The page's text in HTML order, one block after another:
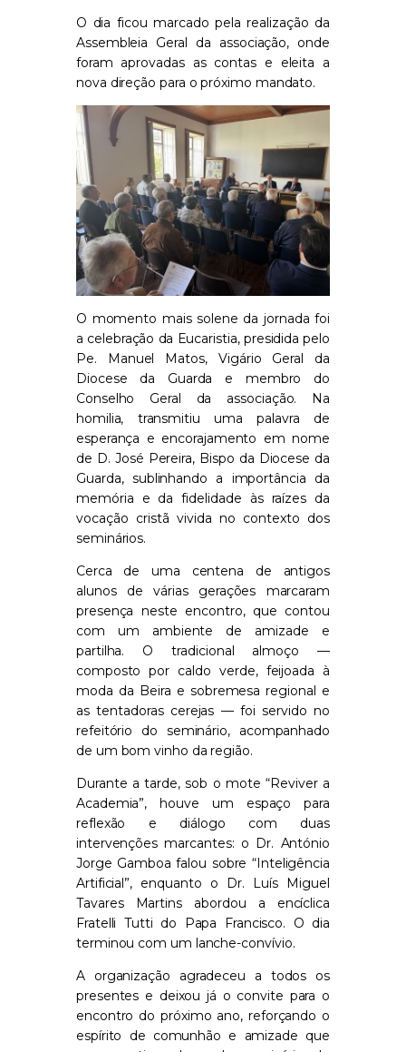
O dia ficou marcado pela realização da
Assembleia Geral da associação, onde
foram aprovadas as contas e eleita a
nova direção para o próximo mandato.
O momento mais solene da jornada foi
a celebração da Eucaristia, presidida pelo
Pe. Manuel Matos, Vigário Geral da
Diocese da Guarda e membro do
Conselho Geral da associação. Na
homilia, transmitiu uma palavra de
esperança e encorajamento em nome
de D. José Pereira, Bispo da Diocese da
Guarda, sublinhando a importância da
memória e da fidelidade às raízes da
vocação cristã vivida no contexto dos
seminários.
Cerca de uma centena de antigos
alunos de várias gerações marcaram
presença neste encontro, que contou
com um ambiente de amizade e
partilha. O tradicional almoço —
composto por caldo verde, feijoada à
moda da Beira e sobremesa regional e
as tentadoras cerejas — foi servido no
refeitório do seminário, acompanhado
de um bom vinho da região.
Durante a tarde, sob o mote “Reviver a
Academia”, houve um espaço para
reflexão e diálogo com duas
intervenções marcantes: o Dr. António
Jorge Gamboa falou sobre “Inteligência
Artificial”, enquanto o Dr. Luís Miguel
Tavares Martins abordou a encíclica
Fratelli Tutti do Papa Francisco. O dia
terminou com um lanche-convívio.
A organização agradeceu a todos os
presentes e deixou já o convite para o
encontro do próximo ano, reforçando o
espírito de comunhão e amizade que